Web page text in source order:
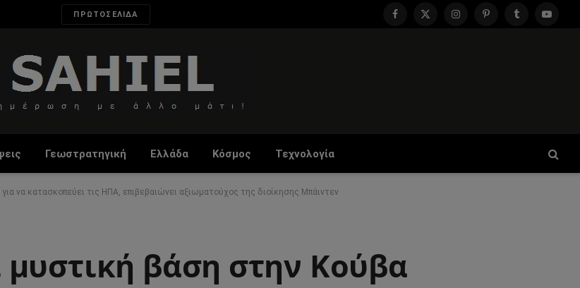
ΠΡΩΤΟΣΕΛΙΔΑ
Facebook
X
InstagramPinterestTumblr
Γεωστρατηγική Ελλάδα Κόσμος Τεχνολογία
να κατασκοπεύει τις ΗΠΑ, επιβεβαιώνει αξιωματούχος της διοίκησης Μπάιντεν
μυστική βάση στην Κούβα